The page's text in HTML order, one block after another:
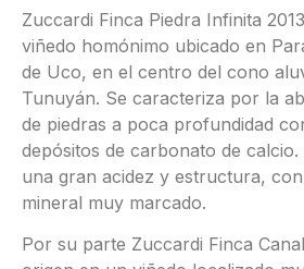
Zuccardi Finca Piedra Infinita
viñedo homónimo ubicado en
de Uco, en el centro del cono
Tunuyán. Se caracteriza por la
de piedras a poca profundidad
depósitos de carbonato de
una gran acidez y estructura,
mineral muy marcado.
Por su parte Zuccardi Finca